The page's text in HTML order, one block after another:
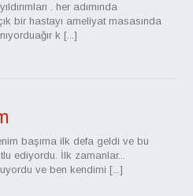
. her adımında
bir hastayı ameliyat masasında
k [...]
başıma ilk defa geldi ve bu
ediyordu. İlk zamanlar...
ve ben kendimi [...]